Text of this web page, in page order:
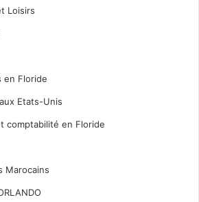
Loisirs
en Floride
Etats-Unis
comptabilité en Floride
Marocains